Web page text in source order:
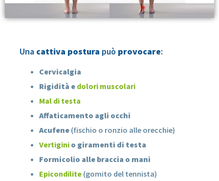
Una cattiva postura può provocare:
Cervicalgia
Rigidità e dolori muscolari
Mal di testa
Affaticamento agli occhi
Acufene (fischio o ronzio alle orecchie)
Vertigini o giramenti di testa
Formicolio alle braccia o mani
Epicondilite (gomito del tennista)